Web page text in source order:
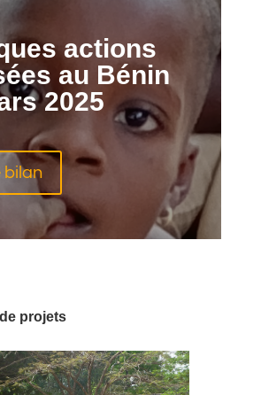
actions
au Bénin
2025
bilan
projets